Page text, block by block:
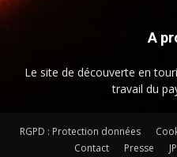
A
Le site de découverte en
travail du
RGPD : Protection données
Contact
Presse